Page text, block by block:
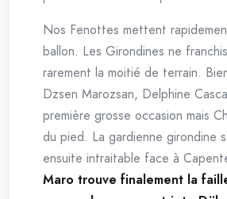
Nos Fenottes mettent
ballon. Les Girondines ne
rarement la moitié de terrain.
Dzsen Marozsan, Delphine
première grosse occasion mais
du pied. La gardienne girondine
ensuite intraitable face à
Maro trouve finalement la